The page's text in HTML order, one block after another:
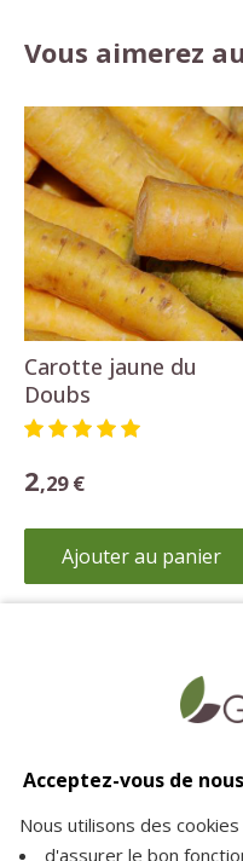
Vous aimerez
Carotte jaune du
Doubs
2,29 €
Ajouter au panier
dès 35€ d'achat
vos
Acceptez-vous de
Nous utilisons des cookies
d'assurer le bon